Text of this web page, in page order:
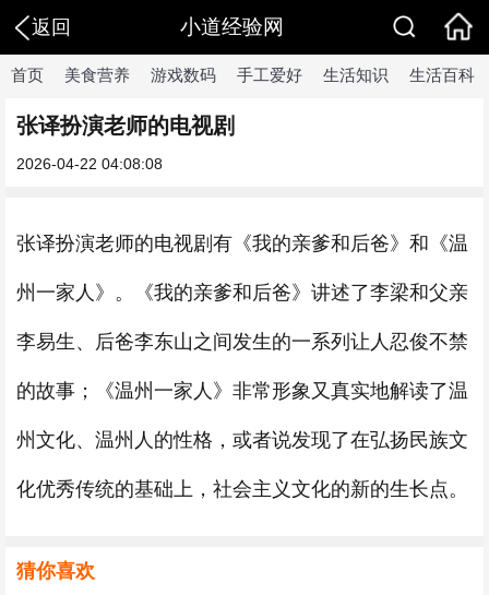
返回 小道经验网
首页 美食营养 游戏数码 手工爱好 生活知识 生活百科
张译扮演老师的电视剧
2026-04-22 04:08:08
张译扮演老师的电视剧有《我的亲爹和后爸》和《温
州一家人》。《我的亲爹和后爸》讲述了李梁和父亲
李易生、后爸李东山之间发生的一系列让人忍俊不禁
的故事；《温州一家人》非常形象又真实地解读了温
州文化、温州人的性格，或者说发现了在弘扬民族文
化优秀传统的基础上，社会主义文化的新的生长点。
猜你喜欢